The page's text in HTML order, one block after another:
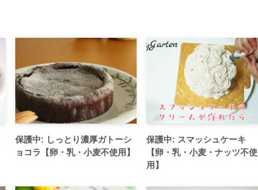
保護中: しっとり濃厚ガトーシ
ョコラ【卵・乳・小麦不使用】
保護中: スマッシュケーキ
【卵・乳・小麦・ナッツ不使
用】